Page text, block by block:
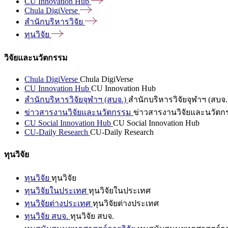
Chula DigiVerse
สำนักบริหารวิจัย
ทุนวิจัย
วิจัยและนวัตกรรม
Chula DigiVerse Chula DigiVerse
CU Innovation Hub CU Innovation Hub
สำนักบริหารวิจัยจุฬาฯ (สบจ.) สำนักบริหารวิจัยจุฬาฯ (สบจ
ข่าวสารงานวิจัยและนวัตกรรม ข่าวสารงานวิจัยและนวัตก
CU Social Innovation Hub CU Social Innovation Hub
CU-Daily Research CU-Daily Research
ทุนวิจัย
ทุนวิจัย ทุนวิจัย
ทุนวิจัยในประเทศ ทุนวิจัยในประเทศ
ทุนวิจัยต่างประเทศ ทุนวิจัยต่างประเทศ
ทุนวิจัย สบจ. ทุนวิจัย สบจ.